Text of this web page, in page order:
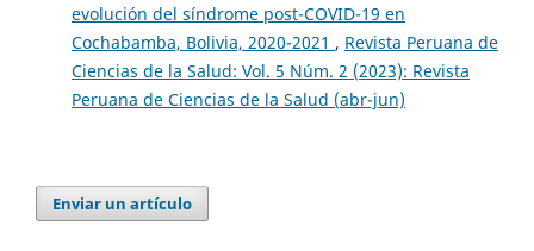
evolución del síndrome post-COVID-19 en
Cochabamba, Bolivia, 2020-2021 , Revista Peruana de
Ciencias de la Salud: Vol. 5 Núm. 2 (2023): Revista
Peruana de Ciencias de la Salud (abr-jun)
Enviar un artículo